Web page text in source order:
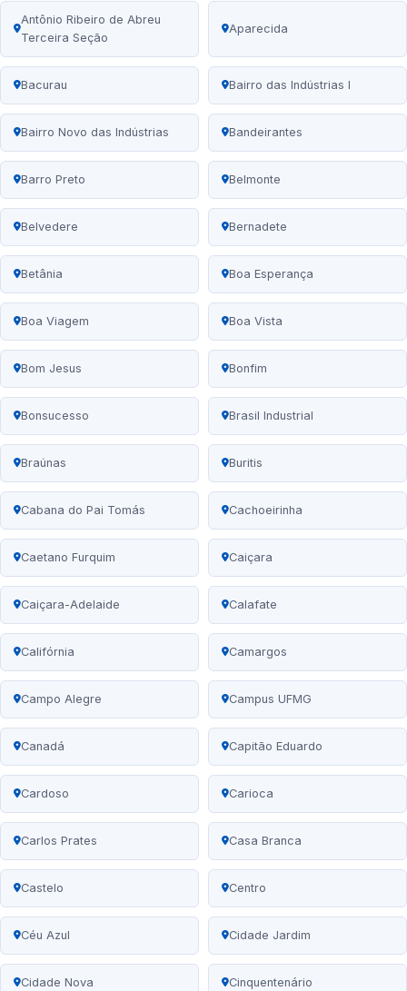
Antônio Ribeiro de Abreu
Terceira Seção
Aparecida
Bacurau Bairro das Indústrias I
Bairro Novo das Indústrias Bandeirantes
Barro Preto Belmonte
Belvedere Bernadete
Betânia Boa Esperança
Boa Viagem Boa Vista
Bom Jesus Bonfim
Bonsucesso Brasil Industrial
Braúnas Buritis
Cabana do Pai Tomás Cachoeirinha
Caetano Furquim Caiçara
Caiçara-Adelaide Calafate
Califórnia Camargos
Campo Alegre Campus UFMG
Canadá Capitão Eduardo
Cardoso Carioca
Carlos Prates Casa Branca
Castelo Centro
Céu Azul Cidade Jardim
Cidade Nova Cinquentenário